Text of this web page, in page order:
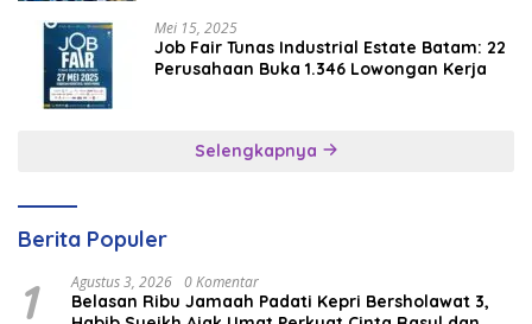
Mei 15, 2025
Job Fair Tunas Industrial Estate Batam: 22
Perusahaan Buka 1.346 Lowongan Kerja
Selengkapnya
Berita Populer
1 Agustus 3, 2026 0 Komentar
Belasan Ribu Jamaah Padati Kepri Bersholawat 3,